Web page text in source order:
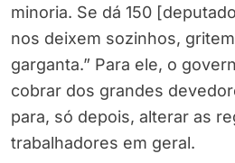
minoria. Se dá 150
nos deixem sozinhos,
garganta.” Para ele, o
cobrar dos grandes
para, só depois, alterar as
trabalhadores em geral.